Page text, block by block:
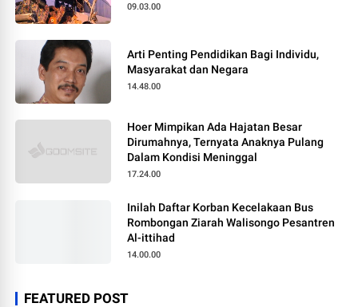
09.03.00
Arti Penting Pendidikan Bagi Individu,
Masyarakat dan Negara
14.48.00
Hoer Mimpikan Ada Hajatan Besar
Dirumahnya, Ternyata Anaknya Pulang
Dalam Kondisi Meninggal
17.24.00
Inilah Daftar Korban Kecelakaan Bus
Rombongan Ziarah Walisongo Pesantren
Al-ittihad
14.00.00
FEATURED POST